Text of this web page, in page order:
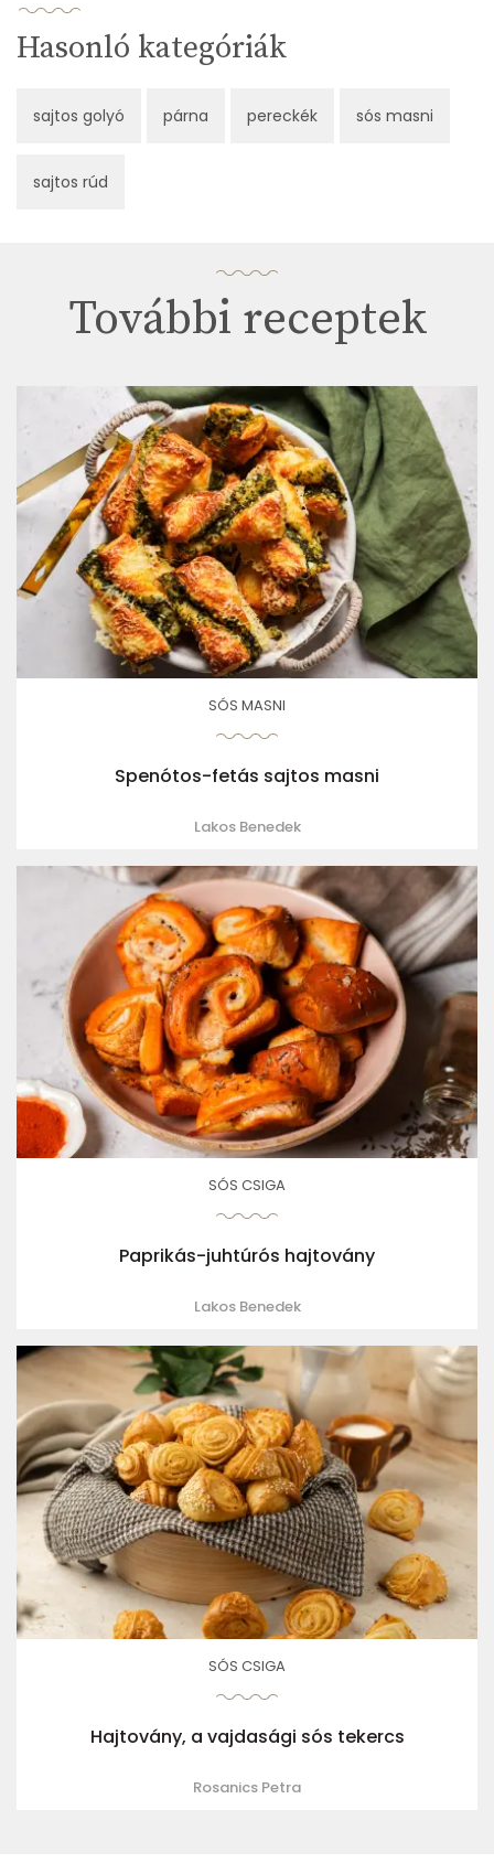
Hasonló kategóriák
sajtos golyó párna pereckék sós masni
sajtos rúd
További receptek
SÓS MASNI
Spenótos-fetás sajtos masni
Lakos Benedek
SÓS CSIGA
Paprikás-juhtúrós hajtovány
Lakos Benedek
SÓS CSIGA
Hajtovány, a vajdasági sós tekercs
Rosanics Petra